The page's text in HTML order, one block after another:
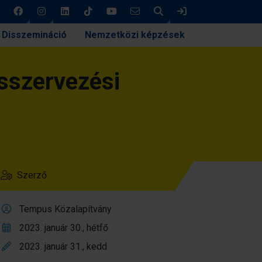
Keresés
Disszemináció Nemzetközi képzések
Szerző
Tempus Közalapítvány
2023. január 30., hétfő
2023. január 31., kedd